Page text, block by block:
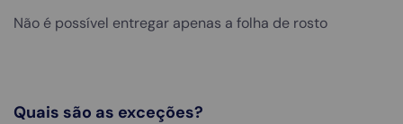
Não é possível entregar apenas a folha de rosto
Quais são as exceções?